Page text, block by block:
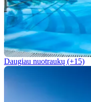
Daugiau nuotraukų (+15)